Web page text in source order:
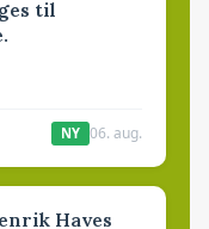
til
NY 06. aug.
Haves